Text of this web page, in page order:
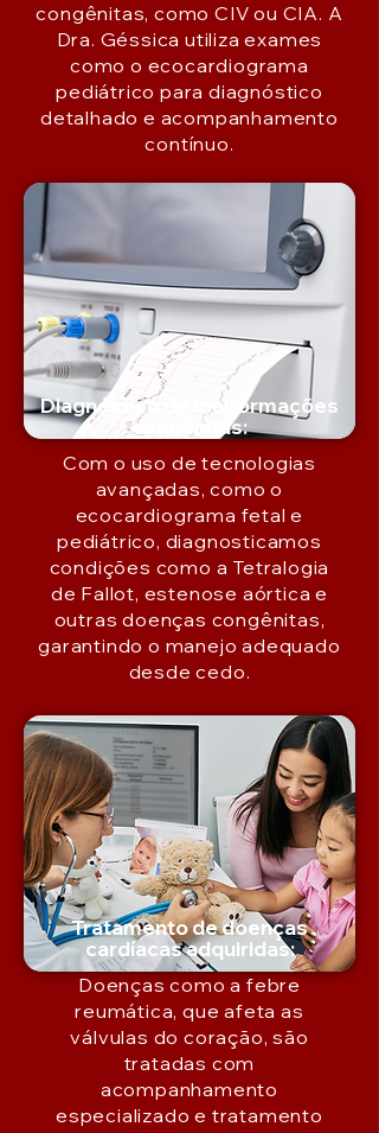
congênitas, como CIV ou CIA. A
Dra. Géssica utiliza exames
como o ecocardiograma
pediátrico para diagnóstico
detalhado e acompanhamento
contínuo.
Diagnóstico de malformações
congênitas:
Com o uso de tecnologias
avançadas, como o
ecocardiograma fetal e
pediátrico, diagnosticamos
condições como a Tetralogia
de Fallot, estenose aórtica e
outras doenças congênitas,
garantindo o manejo adequado
desde cedo.
Tratamento de doenças
cardíacas adquiridas:
Doenças como a febre
reumática, que afeta as
válvulas do coração, são
tratadas com
acompanhamento
especializado e tratamento